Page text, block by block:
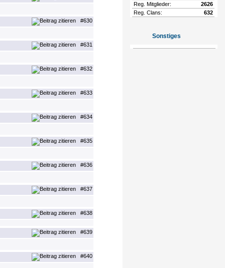
#630
#631
#632
#633
#634
#635
#636
#637
#638
#639
#640
Reg. Mitglieder:
2626
Reg. Clans:
632
Sonstiges